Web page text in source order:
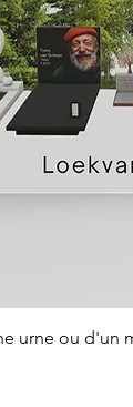
urne ou d'un